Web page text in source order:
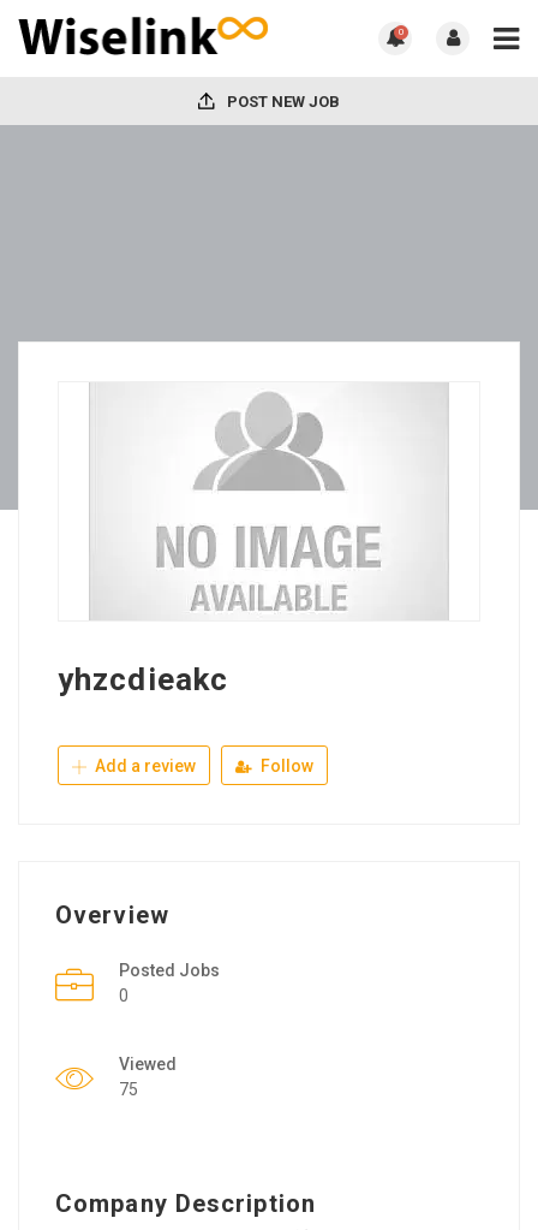
0
POST NEW JOB
yhzcdieakc
Add a review Follow
Overview
Posted Jobs
0
Viewed
75
Company Description